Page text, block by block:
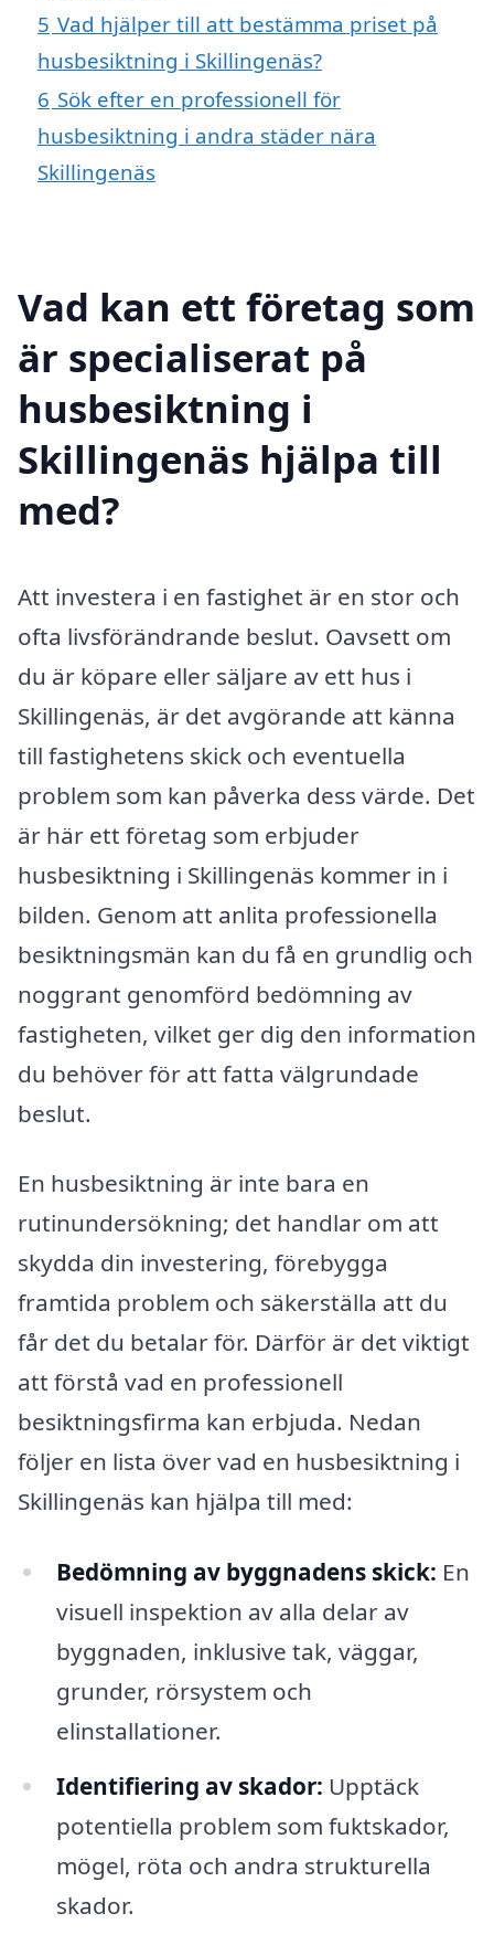
5 Vad hjälper till att bestämma priset på
husbesiktning i Skillingenäs?
6 Sök efter en professionell för
husbesiktning i andra städer nära
Skillingenäs
Vad kan ett företag som
är specialiserat på
husbesiktning i
Skillingenäs hjälpa till
med?
Att investera i en fastighet är en stor och
ofta livsförändrande beslut. Oavsett om
du är köpare eller säljare av ett hus i
Skillingenäs, är det avgörande att känna
till fastighetens skick och eventuella
problem som kan påverka dess värde. Det
är här ett företag som erbjuder
husbesiktning i Skillingenäs kommer in i
bilden. Genom att anlita professionella
besiktningsmän kan du få en grundlig och
noggrant genomförd bedömning av
fastigheten, vilket ger dig den information
du behöver för att fatta välgrundade
beslut.
En husbesiktning är inte bara en
rutinundersökning; det handlar om att
skydda din investering, förebygga
framtida problem och säkerställa att du
får det du betalar för. Därför är det viktigt
att förstå vad en professionell
besiktningsfirma kan erbjuda. Nedan
följer en lista över vad en husbesiktning i
Skillingenäs kan hjälpa till med:
Bedömning av byggnadens skick: En
visuell inspektion av alla delar av
byggnaden, inklusive tak, väggar,
grunder, rörsystem och
elinstallationer.
Identifiering av skador: Upptäck
potentiella problem som fuktskador,
mögel, röta och andra strukturella
skador.